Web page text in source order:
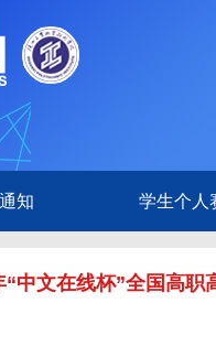
知 学生个人
中文在线杯”全国高